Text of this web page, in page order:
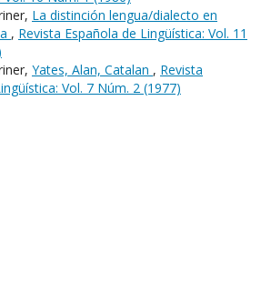
La distinción lengua/dialecto en
, Revista Española de Lingüística: Vol. 11
Yates, Alan, Catalan , Revista
Vol. 7 Núm. 2 (1977)